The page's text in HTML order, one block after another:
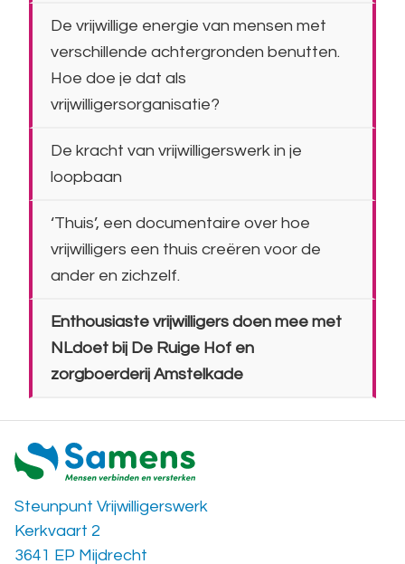
De vrijwillige energie van mensen met
verschillende achtergronden benutten.
Hoe doe je dat als
vrijwilligersorganisatie?
De kracht van vrijwilligerswerk in je
loopbaan
‘Thuis’, een documentaire over hoe
vrijwilligers een thuis creëren voor de
ander en zichzelf.
Enthousiaste vrijwilligers doen mee met
NLdoet bij De Ruige Hof en
zorgboerderij Amstelkade
Steunpunt Vrijwilligerswerk
Kerkvaart 2
3641 EP Mijdrecht